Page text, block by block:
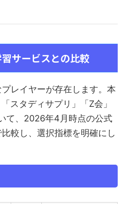
サービスとの比較
レイヤーが存在します。本
スタディサプリ」「Z会」
て、2026年4月時点の公式
較し、選択指標を明確にし